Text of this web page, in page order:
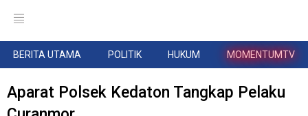
BERITA UTAMA POLITIK HUKUM MOMENTUMTV
Aparat Polsek Kedaton Tangkap Pelaku